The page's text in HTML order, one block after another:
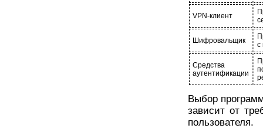
VPN-клиент
Шифровальщик
с
Средства
аутентификации
Выбор
зависит от
пользователя.